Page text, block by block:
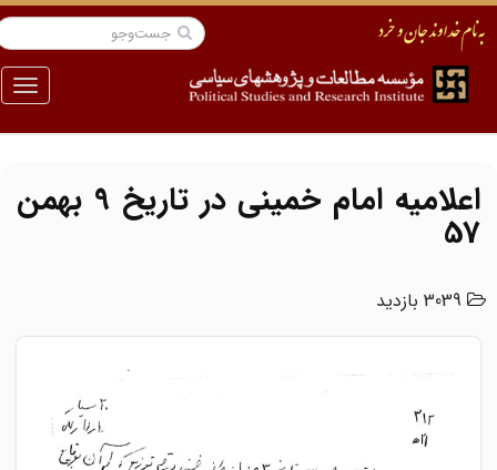
منو
اعلامیه امام خمینی در تاریخ 9 بهمن
57
3039 بازدید